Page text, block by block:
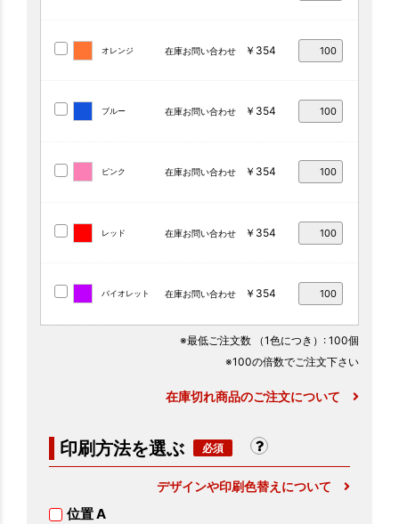
オレンジ 在庫お問い合わせ ￥354
ブルー 在庫お問い合わせ ￥354
ピンク 在庫お問い合わせ ￥354
レッド 在庫お問い合わせ ￥354
バイオレット 在庫お問い合わせ ￥354
※最低ご注文数 （1色につき） : 100個
※100の倍数でご注文下さい
在庫切れ商品のご注文について
印刷方法を選ぶ
デザインや印刷色替えについて
位置 A